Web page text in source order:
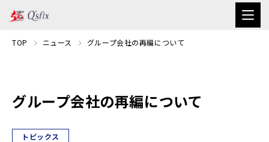
TOP ニュース グループ会社の再編について
グループ会社の再編について
トピックス